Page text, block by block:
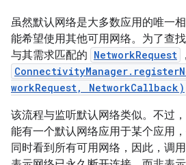
虽然默认网络是大多数应用的唯一
能希望使用其他可用网络。为了查
与其需求匹配的 NetworkRequest
workRequest, NetworkCallback)
该流程与监听默认网络类似。不过
能有一个默认网络应用于某个应用
同时看到所有可用网络，因此，调用